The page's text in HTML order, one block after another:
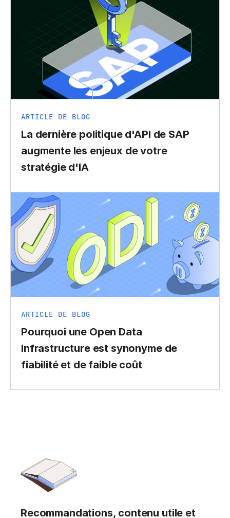
ARTICLE DE BLOG
La dernière politique d'API de SAP
augmente les enjeux de votre
stratégie d'IA
ARTICLE DE BLOG
Pourquoi une Open Data
Infrastructure est synonyme de
fiabilité et de faible coût
Recommandations, contenu utile et